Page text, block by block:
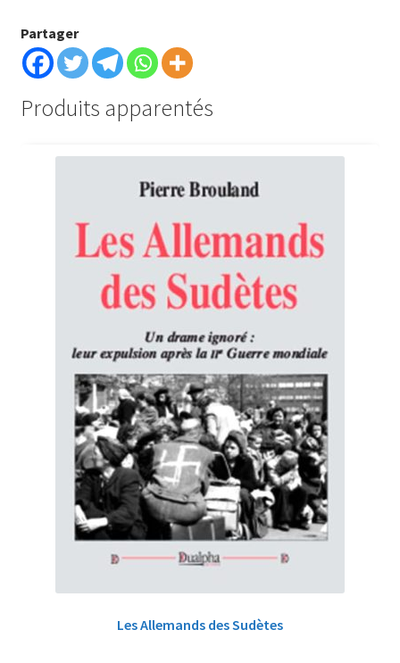
Partager
Produits apparentés
Les Allemands des Sudètes